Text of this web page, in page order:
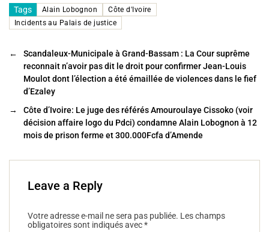
c
e
b
o
o
k
tt
er
ai
l
ta
g
er
Tags Alain Lobognon
Côte d'Ivoire
Incidents au Palais de justice
←
Scandaleux-Municipale à Grand-Bassam : La Cour suprême
reconnait n’avoir pas dit le droit pour confirmer Jean-Louis
Moulot dont l’élection a été émaillée de violences dans le fief
d’Ezaley
→
Côte d’Ivoire: Le juge des référés Amouroulaye Cissoko (voir
décision affaire logo du Pdci) condamne Alain Lobognon à 12
mois de prison ferme et 300.000Fcfa d’Amende
Leave a Reply
Votre adresse e-mail ne sera pas publiée. Les champs
obligatoires sont indiqués avec*